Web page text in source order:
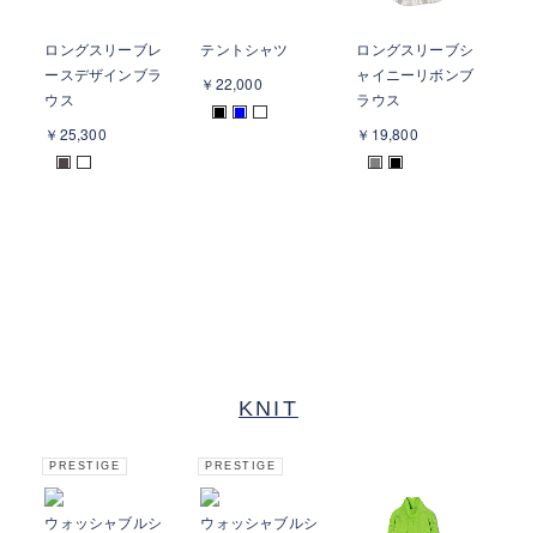
ロングスリーブレ
ースデザインブラ
ウス
￥25,300
■
テントシャツ
￥22,000
■ ■
ロングスリーブシ
ャイニーリボンブ
ラウス
￥19,800
■ ■
KNIT
PRESTIGE
ウォッシャブルシ
PRESTIGE
ウォッシャブルシ